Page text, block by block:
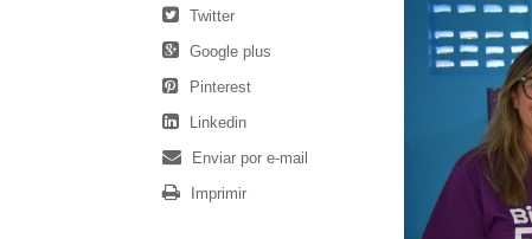
Twitter
Google plus
Pinterest
Linkedin
Enviar por e-mail
Imprimir